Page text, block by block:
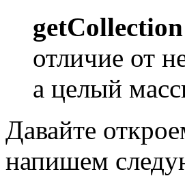
getCollection
отличие от
а целый
Давайте
напишем